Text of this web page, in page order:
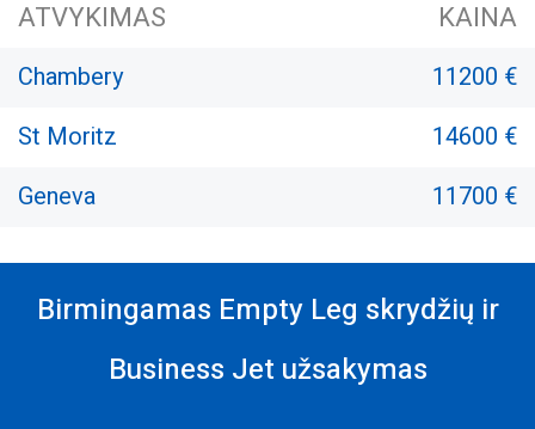
ATVYKIMAS KAINA
Chambery
11200 €
St Moritz
14600 €
Geneva
11700 €
Birmingamas Empty Leg skrydžių ir
Business Jet užsakymas